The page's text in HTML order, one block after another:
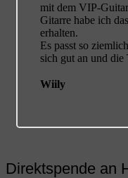
mit dem VIP-
Gitarre habe ich
erhalten.
Es passt so
sich gut an und die
Wiily
Direktspende an